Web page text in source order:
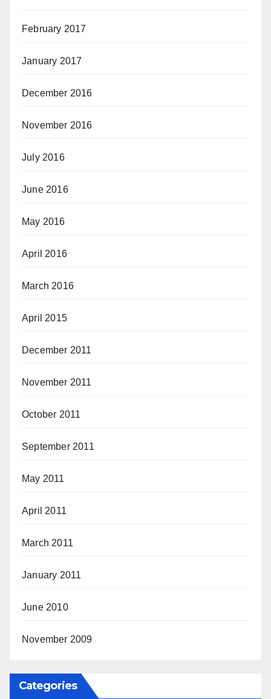
February 2017
January 2017
December 2016
November 2016
July 2016
June 2016
May 2016
April 2016
March 2016
April 2015
December 2011
November 2011
October 2011
September 2011
May 2011
April 2011
March 2011
January 2011
June 2010
November 2009
Categories